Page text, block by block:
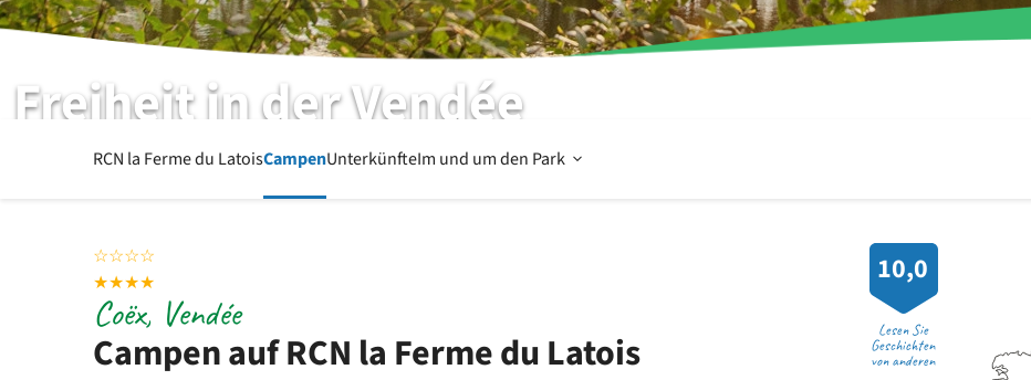
Freiheit in der Vendée
RCN la Ferme du Latois | Coëx | Vendeé
RCN la Ferme du LatoisCampenUnterkünfteIm und um den Park Offen
☆☆☆☆
★★★★
Campen auf RCN la Ferme du Latois
Coëx, Vendée
10,0
Lesen Sie
Geschichten
von anderen